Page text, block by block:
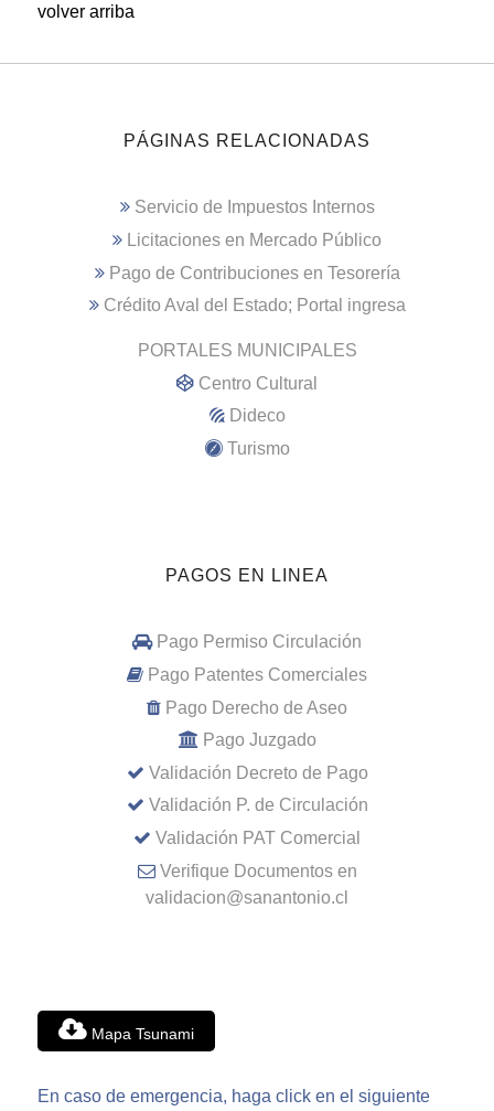
volver arriba
PÁGINAS RELACIONADAS
Servicio de Impuestos Internos
Licitaciones en Mercado Público
Pago de Contribuciones en Tesorería
Crédito Aval del Estado; Portal ingresa
PORTALES MUNICIPALES
Centro Cultural
Dideco
Turismo
PAGOS EN LINEA
Pago Permiso Circulación
Pago Patentes Comerciales
Pago Derecho de Aseo
Pago Juzgado
Validación Decreto de Pago
Validación P. de Circulación
Validación PAT Comercial
Verifique Documentos en
validacion@sanantonio.cl
Mapa Tsunami
En caso de emergencia, haga click en el siguiente